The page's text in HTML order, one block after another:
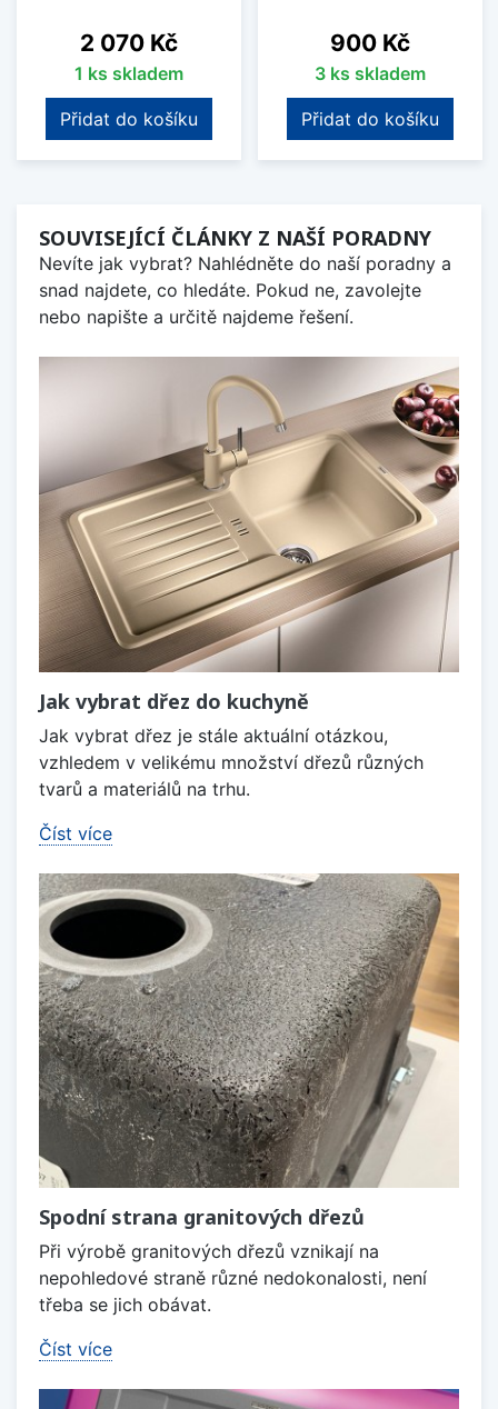
Cena
2 070 Kč
1 ks skladem
Přidat do košíku
Cena
900 Kč
3 ks skladem
Přidat do košíku
SOUVISEJÍCÍ ČLÁNKY Z NAŠÍ PORADNY
Nevíte jak vybrat? Nahlédněte do naší poradny a
snad najdete, co hledáte. Pokud ne, zavolejte
nebo napište a určitě najdeme řešení.
Jak vybrat dřez do kuchyně
Jak vybrat dřez je stále aktuální otázkou,
vzhledem v velikému množství dřezů různých
tvarů a materiálů na trhu.
Číst více
Spodní strana granitových dřezů
Při výrobě granitových dřezů vznikají na
nepohledové straně různé nedokonalosti, není
třeba se jich obávat.
Číst více